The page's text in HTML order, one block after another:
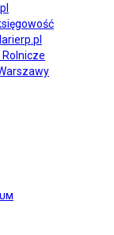
Rolnicze